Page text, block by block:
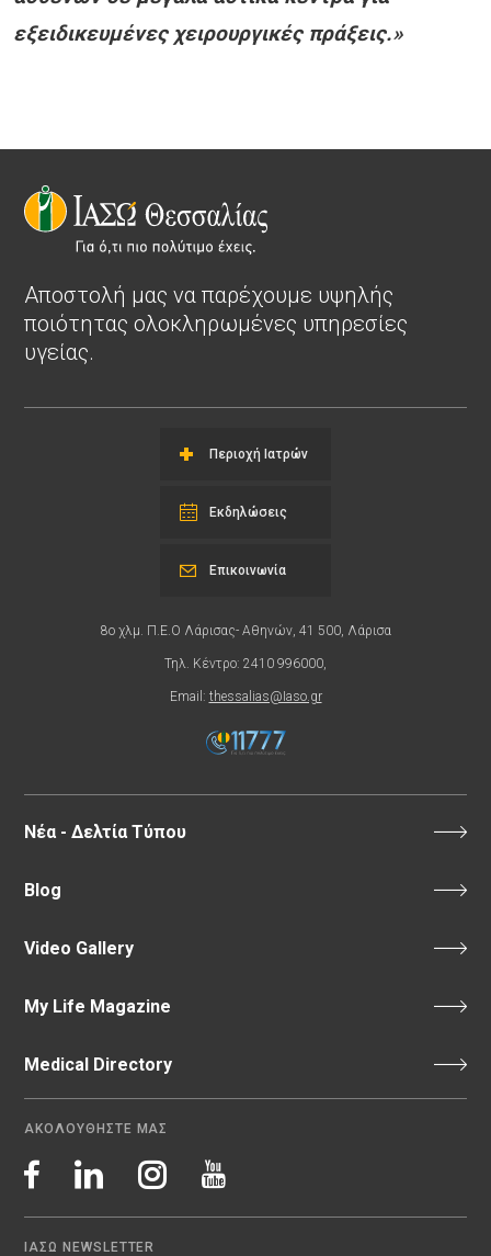
εξειδικευμένες χειρουργικές πράξεις.»
Αποστολή μας να παρέχουμε υψηλής
ποιότητας ολοκληρωμένες υπηρεσίες
υγείας.
Περιοχή Ιατρών
Εκδηλώσεις
8ο χλμ. Π.Ε.Ο Λάρισας- Αθηνών, 41 500, Λάρισα
Τηλ. Κέντρο: 2410 996000,
Email: thessalias@Iaso.gr
Επικοινωνία
Νέα - Δελτία Τύπου
Blog
Video Gallery
My Life Magazine
Medical Directory
ΑΚΟΛΟΥΘΗΣΤΕ ΜΑΣ
ΙΑΣΩ NEWSLETTER